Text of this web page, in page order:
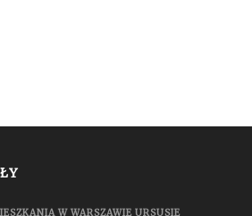
W WARSZAWIE URSUSIE